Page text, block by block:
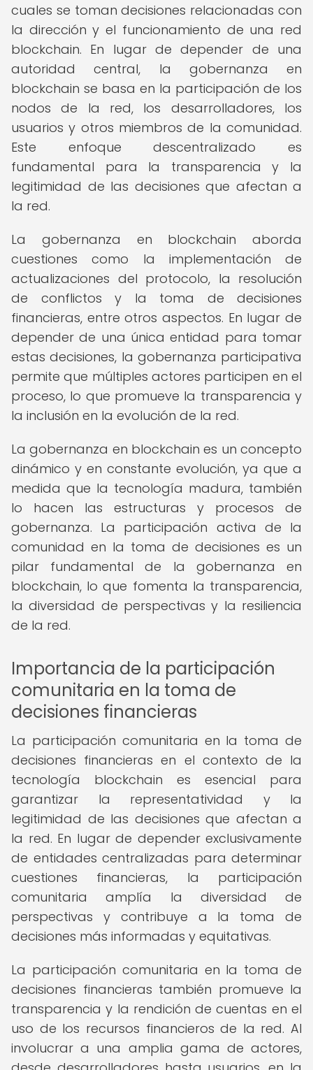
cuales se toman decisiones relacionadas con
la dirección y el funcionamiento de una red
blockchain. En lugar de depender de una
autoridad central, la gobernanza en
blockchain se basa en la participación de los
nodos de la red, los desarrolladores, los
usuarios y otros miembros de la comunidad.
Este enfoque descentralizado es
fundamental para la transparencia y la
legitimidad de las decisiones que afectan a
la red.
La gobernanza en blockchain aborda
cuestiones como la implementación de
actualizaciones del protocolo, la resolución
de conflictos y la toma de decisiones
financieras, entre otros aspectos. En lugar de
depender de una única entidad para tomar
estas decisiones, la gobernanza participativa
permite que múltiples actores participen en el
proceso, lo que promueve la transparencia y
la inclusión en la evolución de la red.
La gobernanza en blockchain es un concepto
dinámico y en constante evolución, ya que a
medida que la tecnología madura, también
lo hacen las estructuras y procesos de
gobernanza. La participación activa de la
comunidad en la toma de decisiones es un
pilar fundamental de la gobernanza en
blockchain, lo que fomenta la transparencia,
la diversidad de perspectivas y la resiliencia
de la red.
Importancia de la participación
comunitaria en la toma de
decisiones financieras
La participación comunitaria en la toma de
decisiones financieras en el contexto de la
tecnología blockchain es esencial para
garantizar la representatividad y la
legitimidad de las decisiones que afectan a
la red. En lugar de depender exclusivamente
de entidades centralizadas para determinar
cuestiones financieras, la participación
comunitaria amplía la diversidad de
perspectivas y contribuye a la toma de
decisiones más informadas y equitativas.
La participación comunitaria en la toma de
decisiones financieras también promueve la
transparencia y la rendición de cuentas en el
uso de los recursos financieros de la red. Al
involucrar a una amplia gama de actores,